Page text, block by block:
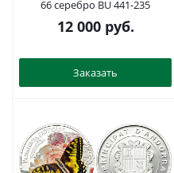
66 серебро BU 441-235
12 000руб.
Заказать